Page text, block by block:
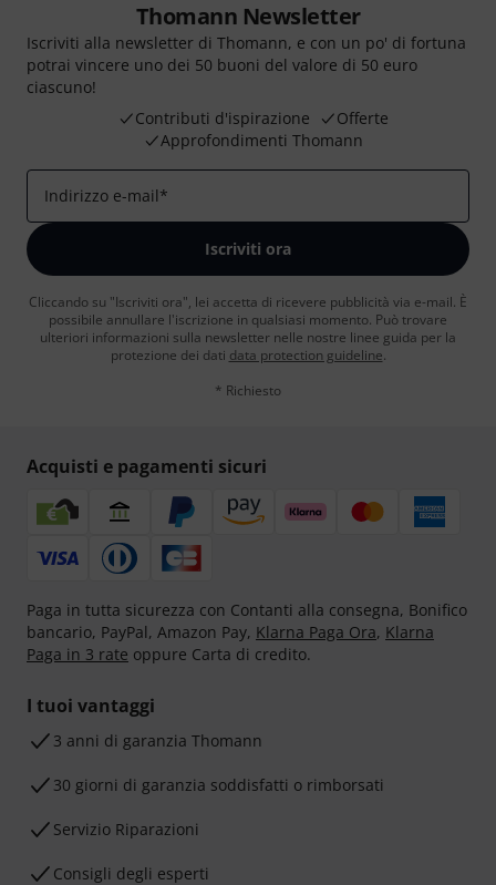
Thomann Newsletter
Iscriviti alla newsletter di Thomann, e con un po' di fortuna
potrai vincere uno dei 50 buoni del valore di 50 euro
ciascuno!
Contributi d'ispirazione
Offerte
Approfondimenti Thomann
Indirizzo e-mail*
Iscriviti ora
Cliccando su "Iscriviti ora", lei accetta di ricevere pubblicità via e-mail. È
possibile annullare l'iscrizione in qualsiasi momento. Può trovare
ulteriori informazioni sulla newsletter nelle nostre linee guida per la
protezione dei dati data protection guideline.
* Richiesto
Acquisti e pagamenti sicuri
Paga in tutta sicurezza con Contanti alla consegna, Bonifico
bancario, PayPal, Amazon Pay, Klarna Paga Ora, Klarna
Paga in 3 rate oppure Carta di credito.
I tuoi vantaggi
3 anni di garanzia Thomann
30 giorni di garanzia soddisfatti o rimborsati
Servizio Riparazioni
Consigli degli esperti